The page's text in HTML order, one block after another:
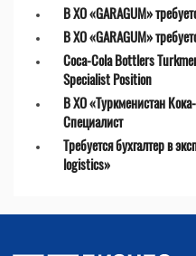
В ХО «GARAGUM»
В ХО «GARAGUM»
Coca-Cola Bottlers
Specialist Position
В ХО «Туркменистан
Специалист
Требуется бухгалтер в
logistics»